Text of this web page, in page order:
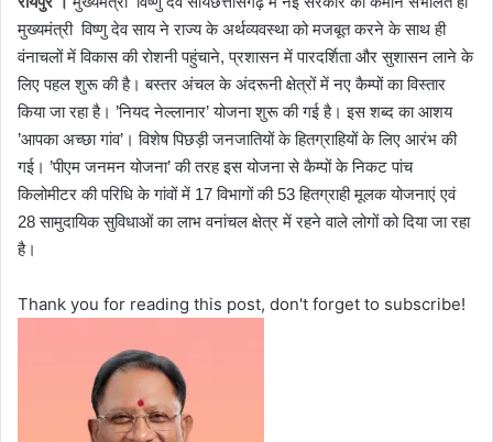
मुख्यमंत्री विष्णु देव साय ने राज्य के अर्थव्यवस्था को मजबूत करने के साथ ही
वंनाचलों में विकास की रोशनी पहुंचाने, प्रशासन में पारदर्शिता और सुशासन लाने के
लिए पहल शुरू की है। बस्तर अंचल के अंदरूनी क्षेत्रों में नए कैम्पों का विस्तार
किया जा रहा है। ’नियद नेल्लानार’ योजना शुरू की गई है। इस शब्द का आशय
’आपका अच्छा गांव’। विशेष पिछड़ी जनजातियों के हितग्राहियों के लिए आरंभ की
गई। ’पीएम जनमन योजना’ की तरह इस योजना से कैम्पों के निकट पांच
किलोमीटर की परिधि के गांवों में 17 विभागों की 53 हितग्राही मूलक योजनाएं एवं
28 सामुदायिक सुविधाओं का लाभ वनांचल क्षेत्र में रहने वाले लोगों को दिया जा रहा
है।
Thank you for reading this post, don't forget to subscribe!